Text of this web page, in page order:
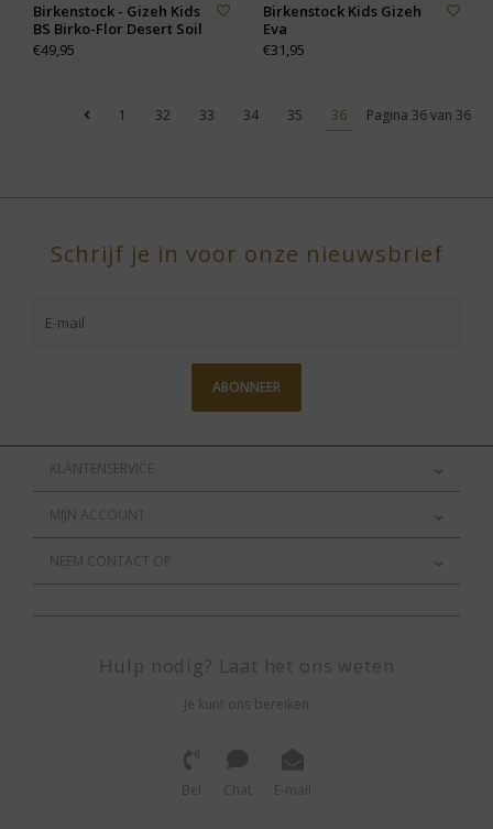
Birkenstock - Gizeh Kids
BS Birko-Flor Desert Soil
€49,95
Birkenstock Kids Gizeh
Eva
€31,95
Pagina 36 van 36
1 32 33 34 35 36
Schrijf je in voor onze nieuwsbrief
ABONNEER
KLANTENSERVICE
MIJN ACCOUNT
NEEM CONTACT OP
Hulp nodig? Laat het ons weten
Je kunt ons bereiken
Bel Chat E-mail